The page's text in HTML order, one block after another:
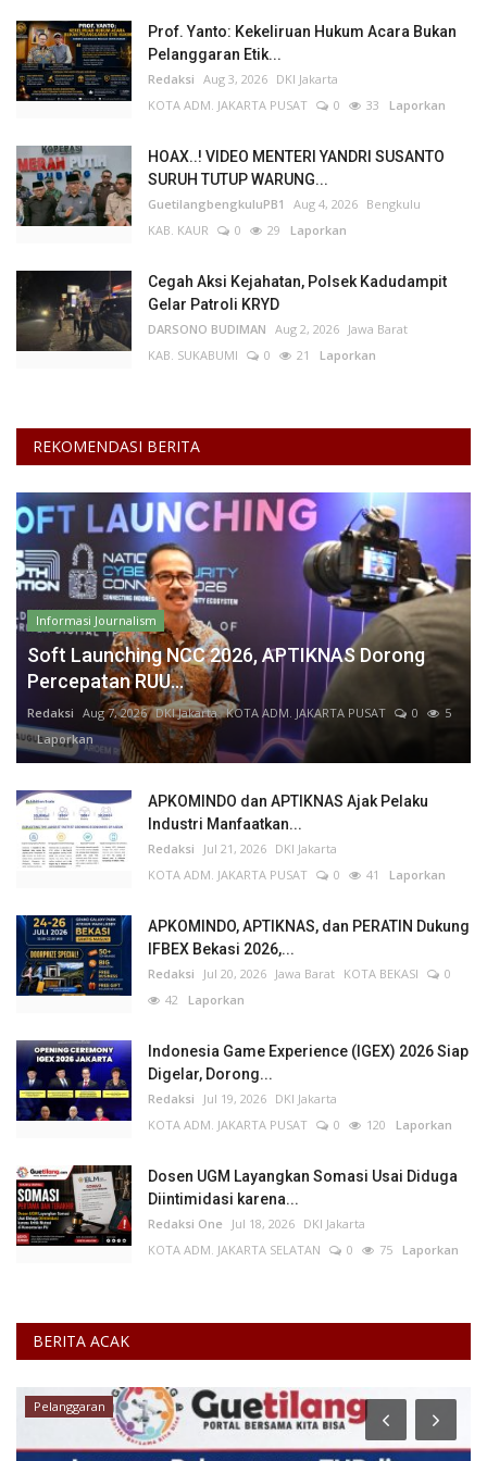
Prof. Yanto: Kekeliruan Hukum Acara Bukan
Pelanggaran Etik...
Redaksi Aug 3, 2026 DKI Jakarta
KOTA ADM. JAKARTA PUSAT
0 33 Laporkan
HOAX..! VIDEO MENTERI YANDRI SUSANTO
SURUH TUTUP WARUNG...
GuetilangbengkuluPB1 Aug 4, 2026 Bengkulu
KAB. KAUR
0 29 Laporkan
Cegah Aksi Kejahatan, Polsek Kadudampit
Gelar Patroli KRYD
DARSONO BUDIMAN Aug 2, 2026 Jawa Barat
KAB. SUKABUMI
0 21 Laporkan
REKOMENDASI BERITA
Informasi Journalism
Soft Launching NCC 2026, APTIKNAS Dorong
Percepatan RUU...
Redaksi Aug 7, 2026 DKI Jakarta KOTA ADM. JAKARTA PUSAT 0
5
Laporkan
APKOMINDO dan APTIKNAS Ajak Pelaku
Industri Manfaatkan...
Redaksi Jul 21, 2026 DKI Jakarta
KOTA ADM. JAKARTA PUSAT
0 41 Laporkan
APKOMINDO, APTIKNAS, dan PERATIN Dukung
IFBEX Bekasi 2026,...
Redaksi Jul 20, 2026 Jawa Barat KOTA BEKASI
0
42 Laporkan
Indonesia Game Experience (IGEX) 2026 Siap
Digelar, Dorong...
Redaksi Jul 19, 2026 DKI Jakarta
KOTA ADM. JAKARTA PUSAT
0 120 Laporkan
Dosen UGM Layangkan Somasi Usai Diduga
Diintimidasi karena...
Redaksi One Jul 18, 2026 DKI Jakarta
KOTA ADM. JAKARTA SELATAN
0 75 Laporkan
BERITA ACAK
Budaya